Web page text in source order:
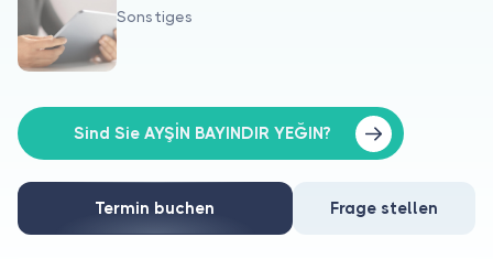
Über uns
Für Patienten
Für Ärzte
Sonstiges
Sind Sie AYŞİN BAYINDIR YEĞIN?
Termin buchen Frage stellen